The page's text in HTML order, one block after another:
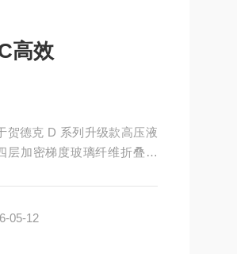
高效
贺德克 D 系列升级款高压液
层加密梯度玻璃纤维折叠结
05-12